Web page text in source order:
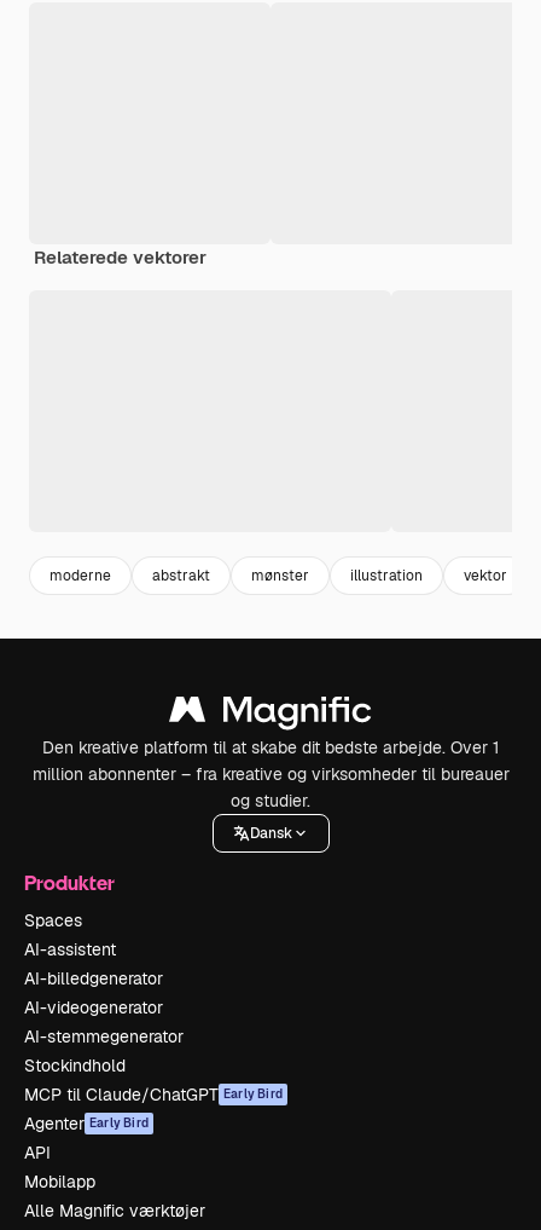
Relaterede vektorer
moderne abstrakt mønster illustration vektor
Den kreative platform til at skabe dit bedste arbejde. Over 1
million abonnenter – fra kreative og virksomheder til bureauer
og studier.
Dansk
Produkter
Spaces
AI-assistent
AI-billedgenerator
AI-videogenerator
AI-stemmegenerator
Stockindhold
MCP til Claude/ChatGPT Early Bird
Agenter Early Bird
API
Mobilapp
Alle Magnific værktøjer